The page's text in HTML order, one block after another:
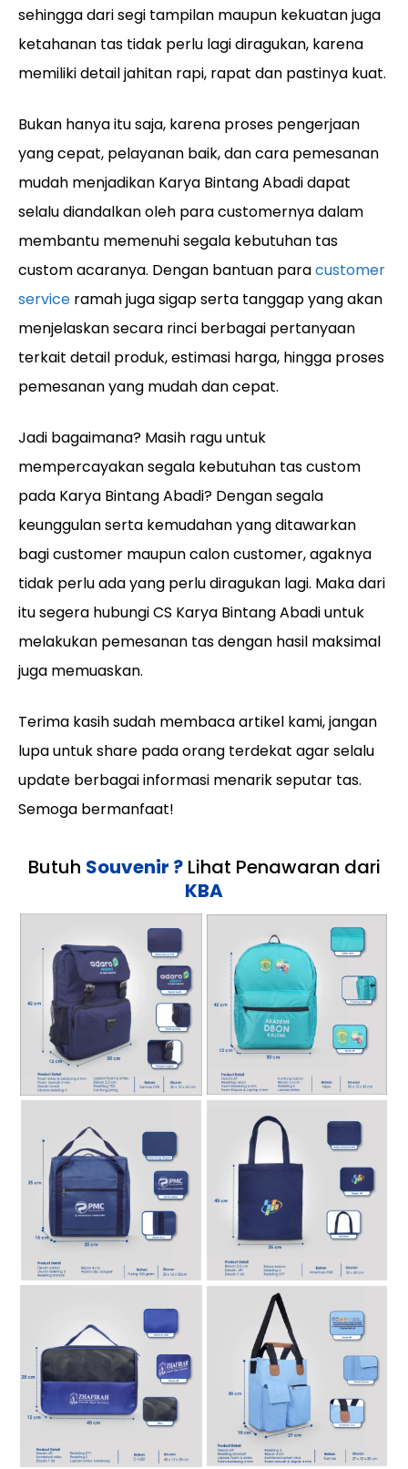
sehingga dari segi tampilan maupun kekuatan juga
ketahanan tas tidak perlu lagi diragukan, karena
memiliki detail jahitan rapi, rapat dan pastinya kuat.
Bukan hanya itu saja, karena proses pengerjaan
yang cepat, pelayanan baik, dan cara pemesanan
mudah menjadikan Karya Bintang Abadi dapat
selalu diandalkan oleh para customernya dalam
membantu memenuhi segala kebutuhan tas
custom acaranya. Dengan bantuan paracustomer
service ramah juga sigap serta tanggap yang akan
menjelaskan secara rinci berbagai pertanyaan
terkait detail produk, estimasi harga, hingga proses
pemesanan yang mudah dan cepat.
Jadi bagaimana? Masih ragu untuk
mempercayakan segala kebutuhan tas custom
pada Karya Bintang Abadi? Dengan segala
keunggulan serta kemudahan yang ditawarkan
bagi customer maupun calon customer, agaknya
tidak perlu ada yang perlu diragukan lagi. Maka dari
itu segera hubungi CS Karya Bintang Abadi untuk
melakukan pemesanan tas dengan hasil maksimal
juga memuaskan.
Terima kasih sudah membaca artikel kami, jangan
lupa untuk share pada orang terdekat agar selalu
update berbagai informasi menarik seputar tas.
Semoga bermanfaat!
Butuh Souvenir ?Lihat Penawaran dari
KBA